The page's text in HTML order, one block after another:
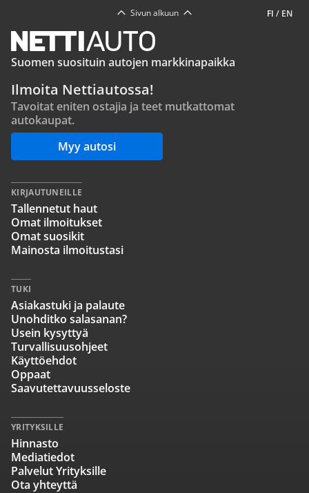
FI / EN
Sivun alkuun
Suomen suosituin autojen markkinapaikka
Ilmoita Nettiautossa!
Tavoitat eniten ostajia ja teet mutkattomat
autokaupat.
Myy autosi
KIRJAUTUNEILLE
Tallennetut haut
Omat ilmoitukset
Omat suosikit
Mainosta ilmoitustasi
TUKI
Asiakastuki ja palaute
Unohditko salasanan?
Usein kysyttyä
Turvallisuusohjeet
Käyttöehdot
Oppaat
Saavutettavuusseloste
YRITYKSILLE
Hinnasto
Mediatiedot
Palvelut Yrityksille
Ota yhteyttä